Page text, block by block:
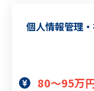
個人情報管理
80～95万